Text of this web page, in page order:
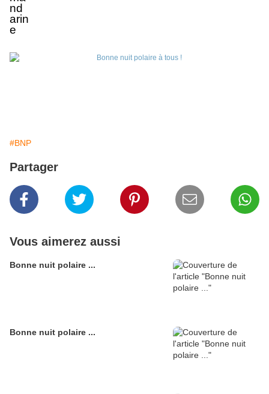
#BNP
Partager
Vous aimerez aussi
Bonne nuit polaire ...
Bonne nuit polaire ...